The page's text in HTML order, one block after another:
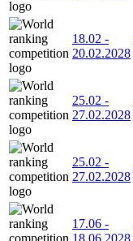
18.02 -
20.02.2028
25.02 -
27.02.2028
25.02 -
27.02.2028
17.06 -